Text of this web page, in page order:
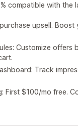
compatible with the
upsell. Boost
Customize offers
Track
First $100/mo free.